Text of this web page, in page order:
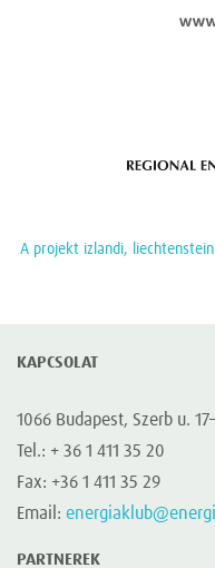
A projekt izlandi,
KAPCSOLAT
1066 Budapest, Szerb u.
Tel.: + 36 1 411 35 20
Fax: +36 1 411 35 29
Email:
PARTNEREK